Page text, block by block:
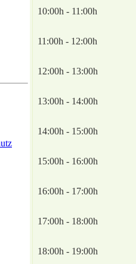
10:00h - 11:00h
11:00h - 12:00h
12:00h - 13:00h
13:00h - 14:00h
14:00h - 15:00h
15:00h - 16:00h
16:00h - 17:00h
17:00h - 18:00h
18:00h - 19:00h